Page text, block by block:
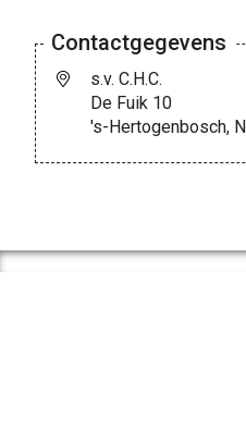
Contactgegevens
s.v. C.H.C.
De Fuik 10
's-Hertogenbosch,